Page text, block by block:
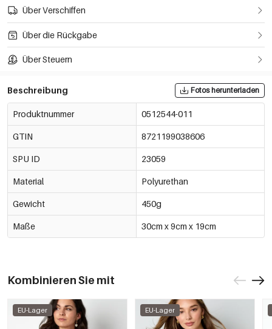
Über Verschiffen
Über die Rückgabe
Über Steuern
Beschreibung Fotos herunterladen
Produktnummer 0512544-011
GTIN 8721199038606
SPU ID 23059
Material Polyurethan
Gewicht 450g
Maße 30cm x 9cm x 19cm
Kombinieren Sie mit
EU-Lager EU-Lager